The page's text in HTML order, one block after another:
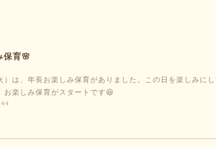
保育🌸
）は、年長お楽しみ保育がありました。この日を楽しみに
お楽しみ保育がスタートです😆